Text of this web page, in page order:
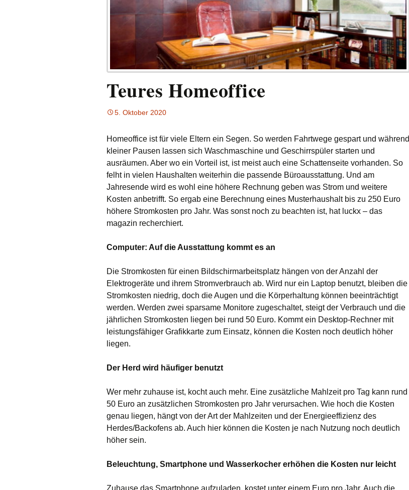
Teures Homeoffice
5. Oktober 2020
Homeoffice ist für viele Eltern ein Segen. So werden Fahrtwege gespart und während
kleiner Pausen lassen sich Waschmaschine und Geschirrspüler starten und
ausräumen. Aber wo ein Vorteil ist, ist meist auch eine Schattenseite vorhanden. So
felht in vielen Haushalten weiterhin die passende Büroausstattung. Und am
Jahresende wird es wohl eine höhere Rechnung geben was Strom und weitere
Kosten anbetrifft. So ergab eine Berechnung eines Musterhaushalt bis zu 250 Euro
höhere Stromkosten pro Jahr. Was sonst noch zu beachten ist, hat luckx – das
magazin recherchiert.
Computer: Auf die Ausstattung kommt es an
Die Stromkosten für einen Bildschirmarbeitsplatz hängen von der Anzahl der
Elektrogeräte und ihrem Stromverbrauch ab. Wird nur ein Laptop benutzt, bleiben die
Stromkosten niedrig, doch die Augen und die Körperhaltung können beeinträchtigt
werden. Werden zwei sparsame Monitore zugeschaltet, steigt der Verbrauch und die
jährlichen Stromkosten liegen bei rund 50 Euro. Kommt ein Desktop-Rechner mit
leistungsfähiger Grafikkarte zum Einsatz, können die Kosten noch deutlich höher
liegen.
Der Herd wird häufiger benutzt
Wer mehr zuhause ist, kocht auch mehr. Eine zusätzliche Mahlzeit pro Tag kann rund
50 Euro an zusätzlichen Stromkosten pro Jahr verursachen. Wie hoch die Kosten
genau liegen, hängt von der Art der Mahlzeiten und der Energieeffizienz des
Herdes/Backofens ab. Auch hier können die Kosten je nach Nutzung noch deutlich
höher sein.
Beleuchtung, Smartphone und Wasserkocher erhöhen die Kosten nur leicht
Zuhause das Smartphone aufzuladen, kostet unter einem Euro pro Jahr. Auch die